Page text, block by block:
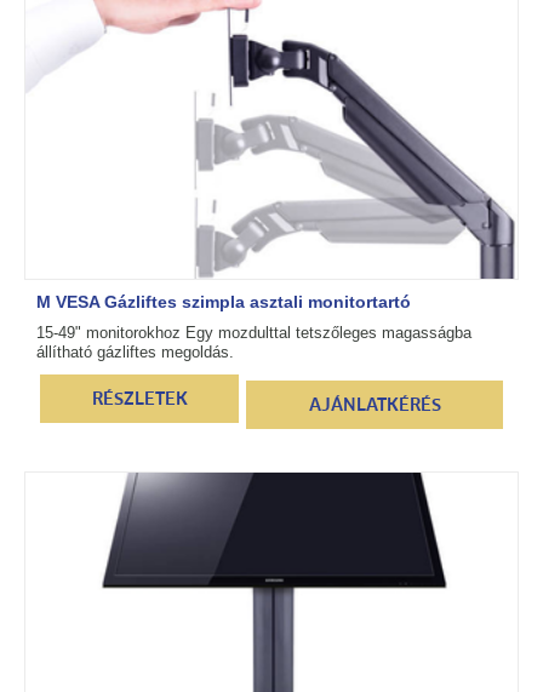
M VESA Gázliftes szimpla asztali monitortartó
15-49" monitorokhoz Egy mozdulttal tetszőleges magasságba
állítható gázliftes megoldás.
RÉSZLETEK AJÁNLATKÉRÉS